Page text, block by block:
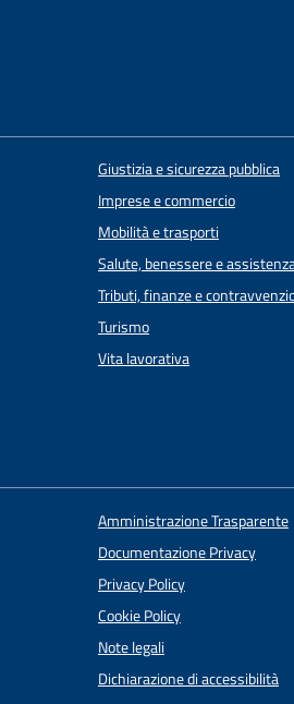
Giustizia e sicurezza pubblica
Imprese e commercio
Mobilità e trasporti
Salute, benessere e
Tributi, finanze e
Turismo
Vita lavorativa
Amministrazione Trasparente
Documentazione Privacy
Privacy Policy
Cookie Policy
Note legali
Dichiarazione di accessibilità